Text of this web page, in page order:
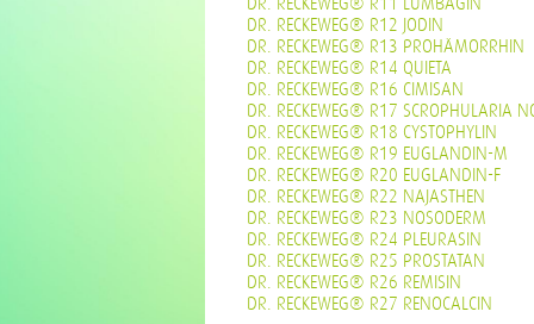
DR. RECKEWEG® R11 LUMBAGIN
DR. RECKEWEG® R12 JODIN
DR. RECKEWEG® R13 PROHÄMORRHIN
DR. RECKEWEG® R14 QUIETA
DR. RECKEWEG® R16 CIMISAN
DR. RECKEWEG® R17 SCROPHULARIA
DR. RECKEWEG® R18 CYSTOPHYLIN
DR. RECKEWEG® R19 EUGLANDIN-M
DR. RECKEWEG® R20 EUGLANDIN-F
DR. RECKEWEG® R22 NAJASTHEN
DR. RECKEWEG® R23 NOSODERM
DR. RECKEWEG® R24 PLEURASIN
DR. RECKEWEG® R25 PROSTATAN
DR. RECKEWEG® R26 REMISIN
DR. RECKEWEG® R27 RENOCALCIN